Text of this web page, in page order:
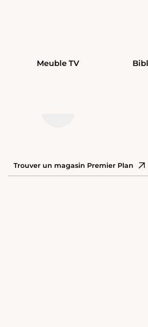
Meuble TV
Trouver un magasin Premier Plan